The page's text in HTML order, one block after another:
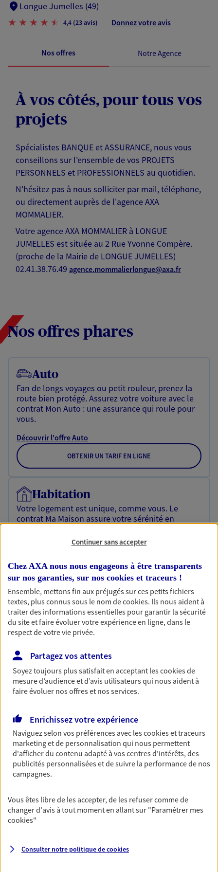
Longue Jumelles (49)
4,4 (23 avis) Donnez votre avis
Nos offres Notre Agence
À vos côtés, pour tous vos
projets
Spécialistes BANQUE et ASSURANCE, nous vous
conseillons sur l'ensemble de vos PROJETS
PERSONNELS et PROFESSIONNELS au quotidien.
N'hésitez pas à nous solliciter par mail, téléphone,
ou directement auprès de l'agence AXA
MOMMALIER.
Votre agence AXA MOMMALIER à LONGUE
JUMELLES est située au 2 Rue Yvonne Compère.
(proche de la Mairie de LONGUE JUMELLES)
02.41.38.76.49 agence.mommalierlongue@axa.fr
Nos offres phares
Auto
Fan de longs voyages ou petit rouleur, prenez la
route bien protégé. Assurez votre voiture avec le
contrat Mon Auto : une assurance qui roule pour
vous.
Découvrir l'offre Auto
OBTENIR UN TARIF EN LIGNE
Habitation
Votre logement est unique, comme vous. Le
contrat Ma Maison assure votre sérénité en
Découvrir l'offre Habitation
OBTENIR UN TARIF EN LIGNE
Garantie Accidents de la Vie
Bricoleuse, féru de jardinage, pâtissier en herbe
ou grande lectrice… personne n'est à l'abri d'un
accident du quotidien. Avec Ma Protection
Accident, protégez votre qualité de vie et vos
revenus.
Découvrir l'offre Garantie Accidents de la Vie
OBTENIR UN TARIF EN LIGNE
Multirisque Entreprise
Gagnez en simplicité et en sérénité avec votre
assurance multirisque entreprise. Un contrat
unique pour protéger vos locaux, matériels pro,
équipements et stocks… sans oublier votre
Découvrir l'offre Multirisque Entreprise
Continuer sans accepter
Chez AXA nous nous engageons à être transparents
sur nos garanties, sur nos cookies et traceurs !
Ensemble, mettons fin aux préjugés sur ces petits fichiers
textes, plus connus sous le nom decookies. Ils nous aident à
traiter des informations essentielles pour garantir la sécurité
du site et faire évoluer votre expérience en ligne, dans le
respect de votre vie privée.
Partagez vos attentes
Soyez toujours plus satisfait en acceptant lescookiesde
mesure d’audience et d’avis utilisateurs qui nous aident à
faire évoluer nos offres et nos services.
Enrichissez votre expérience
Naviguez selon vos préférences avec lescookies et traceurs
marketing et de personnalisation qui nous permettent
d'afficher du contenu adapté à vos centres d'intérêts, des
publicités personnalisées et de suivre la performance de nos
campagnes.
Vous êtes libre de les accepter, de les refuser comme de
changer d'avis à tout moment en allant sur "Paramétrer mes
cookies"
Consulter notre politique decookies